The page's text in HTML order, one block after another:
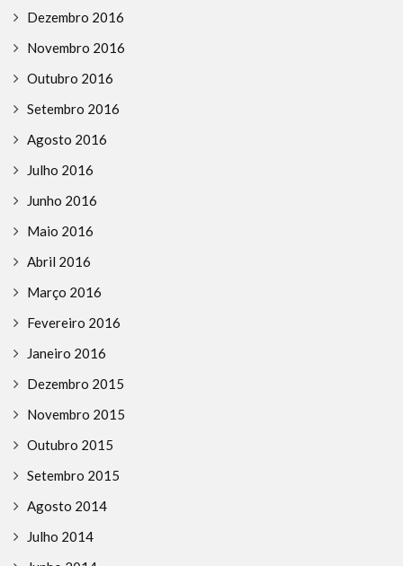
Dezembro 2016
Novembro 2016
Outubro 2016
Setembro 2016
Agosto 2016
Julho 2016
Junho 2016
Maio 2016
Abril 2016
Março 2016
Fevereiro 2016
Janeiro 2016
Dezembro 2015
Novembro 2015
Outubro 2015
Setembro 2015
Agosto 2014
Julho 2014